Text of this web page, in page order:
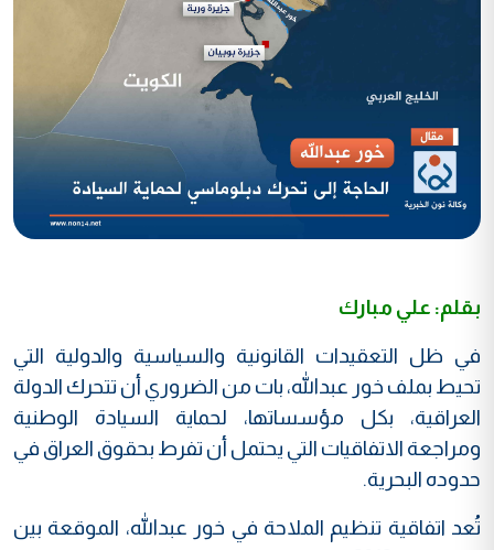
بقلم: علي مبارك
في ظل التعقيدات القانونية والسياسية والدولية التي
تحيط بملف خور عبدالله، بات من الضروري أن تتحرك الدولة
العراقية، بكل مؤسساتها، لحماية السيادة الوطنية
ومراجعة الاتفاقيات التي يحتمل أن تفرط بحقوق العراق في
حدوده البحرية.
تُعد اتفاقية تنظيم الملاحة في خور عبدالله، الموقعة بين